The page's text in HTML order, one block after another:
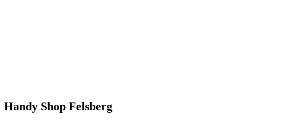
Handy Shop Felsberg